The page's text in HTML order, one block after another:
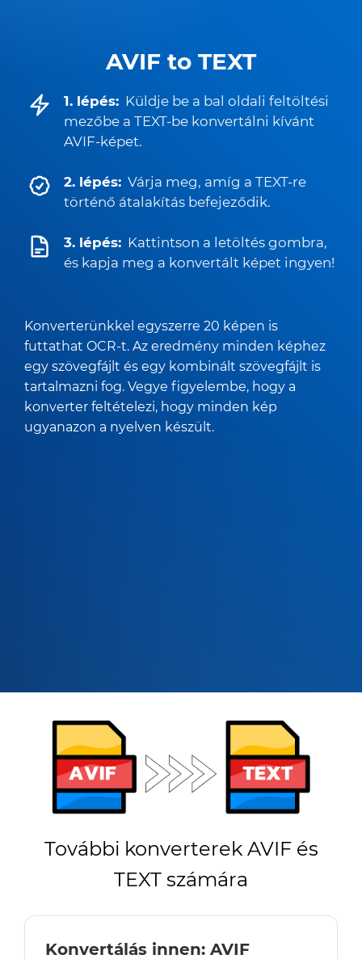
AVIF to TEXT
1. lépés: Küldje be a bal oldali feltöltési
mezőbe a TEXT-be konvertálni kívánt
AVIF-képet.
2. lépés: Várja meg, amíg a TEXT-re
történő átalakítás befejeződik.
3. lépés: Kattintson a letöltés gombra,
és kapja meg a konvertált képet ingyen!
Konverterünkkel egyszerre 20 képen is
futtathat OCR-t. Az eredmény minden képhez
egy szövegfájlt és egy kombinált szövegfájlt is
tartalmazni fog. Vegye figyelembe, hogy a
konverter feltételezi, hogy minden kép
ugyanazon a nyelven készült.
További konverterek AVIF és
TEXT számára
Konvertálás innen: AVIF